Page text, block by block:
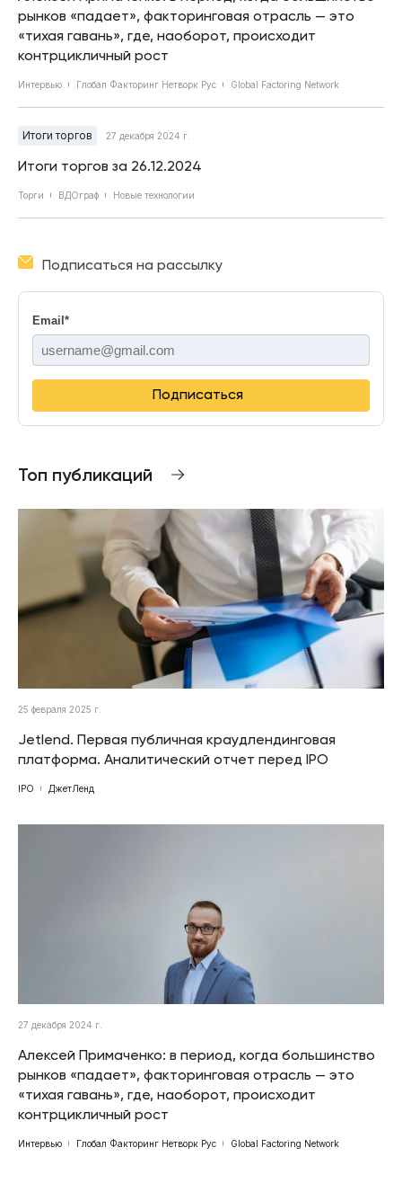
рынков «падает», факторинговая отрасль — это
«тихая гавань», где, наоборот, происходит
контрцикличный рост
Интервью Глобал Факторинг Нетворк Рус Global Factoring Network
Итоги торгов 27 декабря 2024 г.
Итоги торгов за 26.12.2024
Торги ВДОграф Новые технологии
Подписаться на рассылку
Email *
Подписаться
Топ публикаций
25 февраля 2025 г.
Jetlend. Первая публичная краудлендинговая
платформа. Аналитический отчет перед IPO
IPO ДжетЛенд
27 декабря 2024 г.
Алексей Примаченко: в период, когда большинство
рынков «падает», факторинговая отрасль — это
«тихая гавань», где, наоборот, происходит
контрцикличный рост
Интервью Глобал Факторинг Нетворк Рус Global Factoring Network